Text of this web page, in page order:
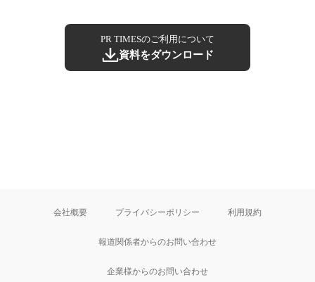
PR TIMESのご利用について
資料をダウンロード
会社概要 プライバシーポリシー 利用規約
報道関係者からのお問い合わせ
企業様からのお問い合わせ